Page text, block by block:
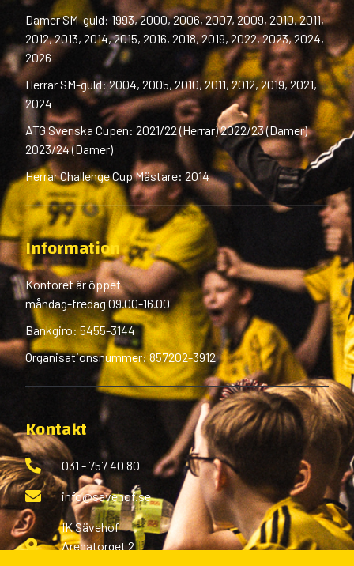
Damer SM-guld: 1993, 2000, 2006, 2007, 2009, 2010, 2011,
2012, 2013, 2014, 2015, 2016, 2018, 2019, 2022, 2023, 2024,
2026
Herrar SM-guld: 2004, 2005, 2010, 2011, 2012, 2019, 2021,
2024
ATG Svenska Cupen: 2021/22 (Herrar) 2022/23 (Damer)
2023/24 (Damer)
Herrar Challenge Cup Mästare: 2014
Information
Kontoret är öppet
måndag-fredag 09.00-16.00
Bankgiro: 5455-3144
Organisationsnummer: 857202-3912
Kontakt
031 - 757 40 80
info@savehof.se
IK Sävehof
Arenatorget 2